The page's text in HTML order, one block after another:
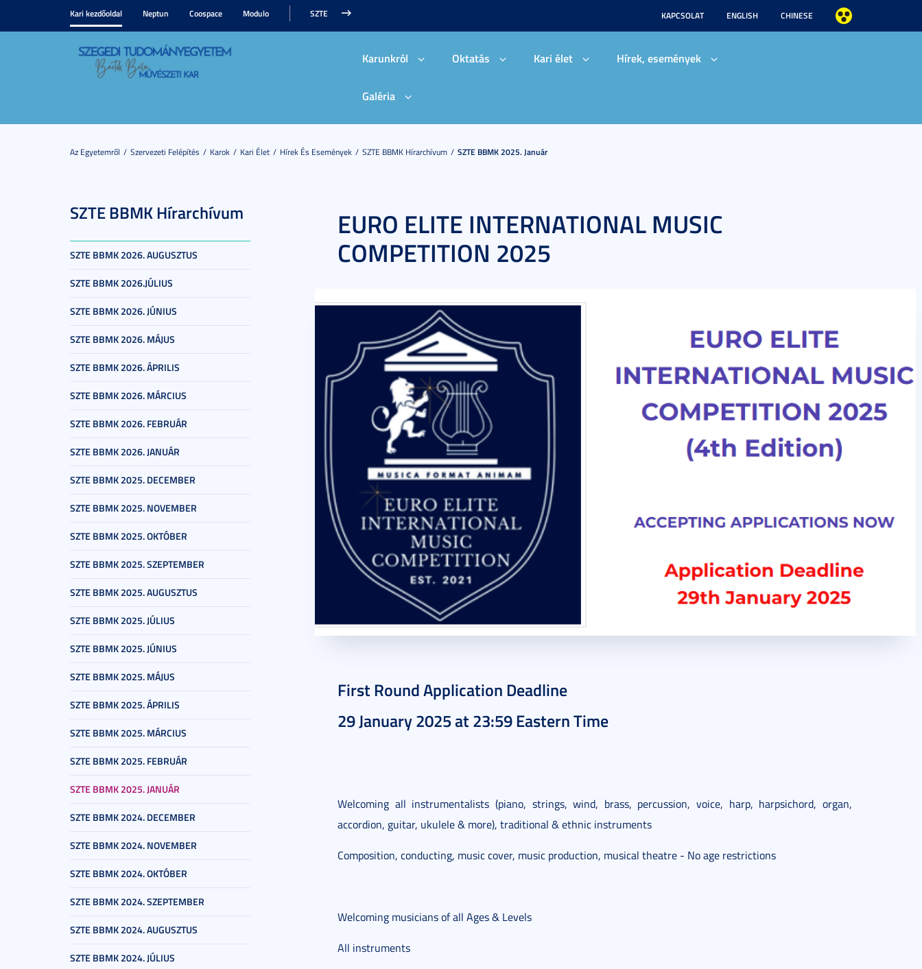
Kari kezdőoldal Neptun Coospace Modulo SZTE KAPCSOLAT ENGLISH CHINESE
Karunkról Oktatás Kari élet Hírek, események
Galéria
Az Egyetemről Szervezeti Felépítés Karok Kari Élet Hírek És Események SZTE BBMK Hírarchívum SZTE BBMK 2025. Január
SZTE BBMK Hírarchívum
SZTE BBMK 2026. AUGUSZTUS
SZTE BBMK 2026.JÚLIUS
SZTE BBMK 2026. JÚNIUS
SZTE BBMK 2026. MÁJUS
SZTE BBMK 2026. ÁPRILIS
SZTE BBMK 2026. MÁRCIUS
SZTE BBMK 2026. FEBRUÁR
SZTE BBMK 2026. JANUÁR
SZTE BBMK 2025. DECEMBER
SZTE BBMK 2025. NOVEMBER
SZTE BBMK 2025. OKTÓBER
SZTE BBMK 2025. SZEPTEMBER
SZTE BBMK 2025. AUGUSZTUS
SZTE BBMK 2025. JÚLIUS
SZTE BBMK 2025. JÚNIUS
SZTE BBMK 2025. MÁJUS
SZTE BBMK 2025. ÁPRILIS
SZTE BBMK 2025. MÁRCIUS
SZTE BBMK 2025. FEBRUÁR
SZTE BBMK 2025. JANUÁR
SZTE BBMK 2024. DECEMBER
SZTE BBMK 2024. NOVEMBER
SZTE BBMK 2024. OKTÓBER
SZTE BBMK 2024. SZEPTEMBER
SZTE BBMK 2024. AUGUSZTUS
SZTE BBMK 2024. JÚLIUS
EURO ELITE ​INTERNATIONAL MUSIC
COMPETITION 2025
First Round Application Deadline
29 January 2025 at 23:59 Eastern Time
Welcoming all instrumentalists (piano, strings, wind, brass, percussion, voice, harp, harpsichord, organ,
accordion, guitar, ukulele & more), traditional & ethnic instruments
Composition, conducting, music cover, music production, musical theatre - No age restrictions
Welcoming musicians of all Ages & Levels
All instruments